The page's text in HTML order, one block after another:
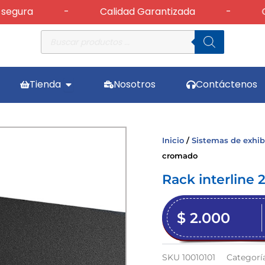
Calidad Garantizada
Tienda Abrir TiendaNosotros Contáctenos
Inicio /Sistemas de
cromado
Rack interline
$ 2.000
SKU 10010101